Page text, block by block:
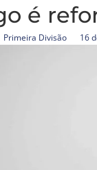
é
Primeira Divisão 16